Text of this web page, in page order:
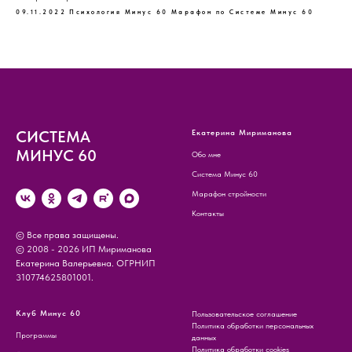
09.11.2022 Психология Минус 60 Марафон по Системе Минус 60
СИСТЕМА
МИНУС 60
© Все права защищены.
© 2008 - 2026 ИП Мириманова
Екатерина Валерьевна. ОГРНИП
310774625801001.
Екатерина Мириманова
Обо мне
Система Минус 60
Марафон стройности
Контакты
Клуб Минус 60
Программы
Пользовательское соглашение
Политика обработки персональных
данных
Политика обработки cookies